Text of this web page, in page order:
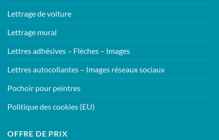
Lettrage de voiture
Lettrage mural
Lettres adhésives – Flèches – Images
Lettres autocollantes – Images réseaux sociaux
Pochoir pour peintres
Politique des cookies (EU)
OFFRE DE PRIX